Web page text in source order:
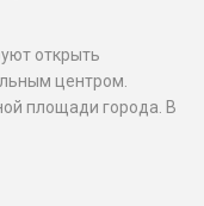
открыть
центром.
площади города. В